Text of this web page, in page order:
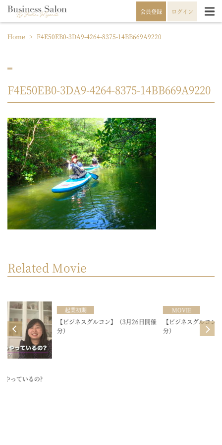
会員登録 ログイン
Home > F4E50EB0-3DA9-4264-8375-14BB669A9220
F4E50EB0-3DA9-4264-8375-14BB669A9220
Related Movie
業初期
ジネスグルコン】（3月26日開催
【ビジネスグルコン】（2月18日開催
【ビ
ケ教